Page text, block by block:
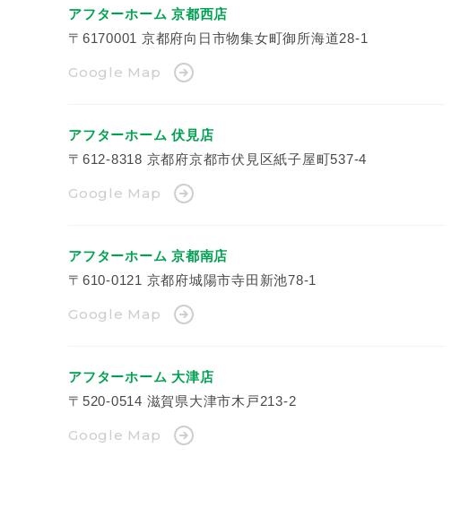
アフターホーム 京都西店
〒6170001 京都府向日市物集女町御所海道28-1
Google Map
アフターホーム 伏見店
〒612-8318 京都府京都市伏見区紙子屋町537-4
Google Map
アフターホーム 京都南店
〒610-0121 京都府城陽市寺田新池78-1
Google Map
アフターホーム 大津店
〒520-0514 滋賀県大津市木戸213-2
Google Map